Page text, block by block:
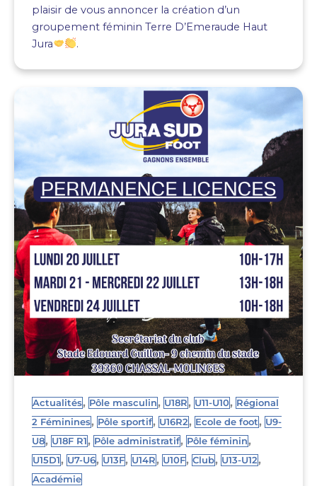
plaisir de vous annoncer la création d’un
groupement féminin Terre D’Emeraude Haut
Jura
.
Actualités, Pôle masculin, U18R, U11-U10, Régional
2 Féminines, Pôle sportif, U16R2, Ecole de foot, U9-
U8, U18F R1, Pôle administratif, Pôle féminin,
U15D1, U7-U6, U13F, U14R, U10F, Club, U13-U12,
Académie